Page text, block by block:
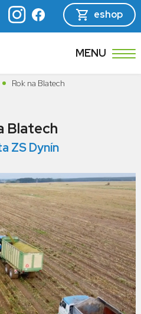
eshop
MENU
Rok na Blatech
Blatech
ZS Dynín